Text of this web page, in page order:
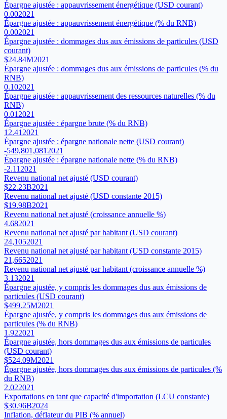
Épargne ajustée : appauvrissement énergétique (USD courant)
0.002021
Épargne ajustée : appauvrissement énergétique (% du RNB)
0.002021
Épargne ajustée : dommages dus aux émissions de particules (USD
courant)
$24.84M2021
Épargne ajustée : dommages dus aux émissions de particules (% du
RNB)
0.102021
Épargne ajustée : appauvrissement des ressources naturelles (% du
RNB)
0.01 2021
Épargne ajustée : épargne brute (% du RNB)
12.41 2021
Épargne ajustée : épargne nationale nette (USD courant)
-549,801,081 2021
Épargne ajustée : épargne nationale nette (% du RNB)
-2.11 2021
Revenu national net ajusté (USD courant)
$22.23B2021
Revenu national net ajusté (USD constante 2015)
$19.98B2021
Revenu national net ajusté (croissance annuelle %)
4.682021
Revenu national net ajusté par habitant (USD courant)
24,1052021
Revenu national net ajusté par habitant (USD constante 2015)
21,6652021
Revenu national net ajusté par habitant (croissance annuelle %)
3.132021
Épargne ajustée, y compris les dommages dus aux émissions de
particules (USD courant)
$499.25M2021
Épargne ajustée, y compris les dommages dus aux émissions de
particules (% du RNB)
1.922021
Épargne ajustée, hors dommages dus aux émissions de particules
(USD courant)
$524.09M2021
Épargne ajustée, hors dommages dus aux émissions de particules (%
du RNB)
2.022021
Exportations en tant que capacité d'importation (LCU constante)
$30.96B2024
Inflation, déflateur du PIB (% annuel)